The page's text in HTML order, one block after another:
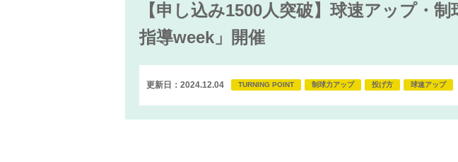
【申し込み1500人突破】球速アップ・
指導week」開催
更新日：2024.12.04 TURNING POINT 制球力アップ 投げ方 球速アップ